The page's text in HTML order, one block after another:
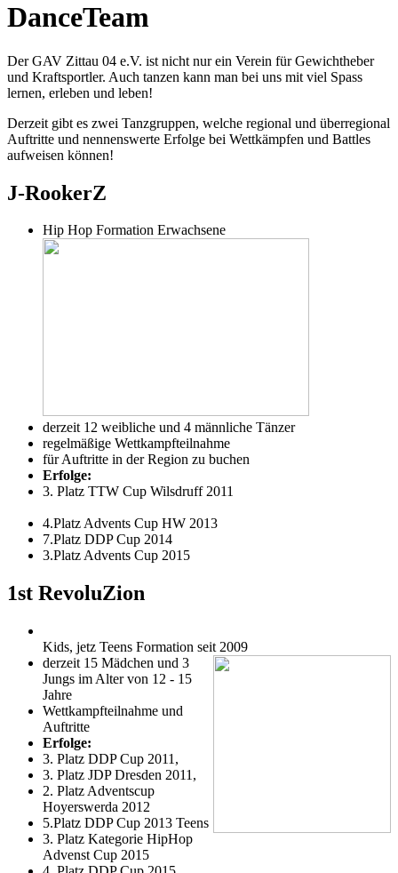
DanceTeam
Der GAV Zittau 04 e.V. ist nicht nur ein Verein für Gewichtheber
und Kraftsportler. Auch tanzen kann man bei uns mit viel Spass
lernen, erleben und leben!
Derzeit gibt es zwei Tanzgruppen, welche regional und überregional
Auftritte und nennenswerte Erfolge bei Wettkämpfen und Battles
aufweisen können!
J-RookerZ
Hip Hop Formation Erwachsene
derzeit 12 weibliche und 4 männliche Tänzer
regelmäßige Wettkampfteilnahme
für Auftritte in der Region zu buchen
Erfolge:
3. Platz TTW Cup Wilsdruff 2011
4.Platz Advents Cup HW 2013
7.Platz DDP Cup 2014
3.Platz Advents Cup 2015
1st RevoluZion
Kids, jetz Teens Formation seit 2009
derzeit 15 Mädchen und 3
Jungs im Alter von 12 - 15
Jahre
Wettkampfteilnahme und
Auftritte
Erfolge:
3. Platz DDP Cup 2011,
3. Platz JDP Dresden 2011,
2. Platz Adventscup
Hoyerswerda 2012
5.Platz DDP Cup 2013 Teens
3. Platz Kategorie HipHop
Advenst Cup 2015